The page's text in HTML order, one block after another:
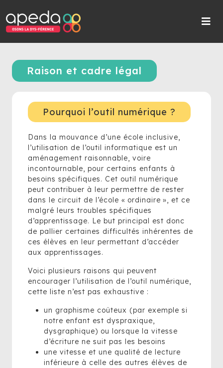
Raison et cadre légal
Pourquoi l’outil numérique ?
Dans la mouvance d’une école inclusive,
l’utilisation de l’outil informatique est un
aménagement raisonnable, voire
incontournable, pour certains enfants à
besoins spécifiques. Cet outil numérique
peut contribuer à leur permettre de rester
dans le circuit de l’école « ordinaire », et ce
malgré leurs troubles spécifiques
d’apprentissage. Le but principal est donc
de pallier certaines difficultés inhérentes de
ces élèves en leur permettant d’accéder
aux apprentissages.
Voici plusieurs raisons qui peuvent
encourager l’utilisation de l’outil numérique,
cette liste n’est pas exhaustive :
un graphisme coûteux (par exemple si
notre enfant est dyspraxique,
dysgraphique) ou lorsque la vitesse
d’écriture ne suit pas les besoins
une vitesse et une qualité de lecture
inférieure à celle des autres élèves de